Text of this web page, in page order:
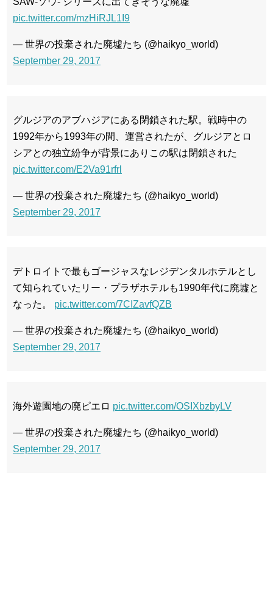
pic.twitter.com/mzHiRJL1I9
— 世界の投棄された廃墟たち (@haikyo_world)
September 29, 2017
グルジアのアブハジアにある閉鎖された駅。戦時中の
1992年から1993年の間、運営されたが、グルジアとロ
シアとの独立紛争が背景にありこの駅は閉鎖された
pic.twitter.com/E2Va91rfrl
— 世界の投棄された廃墟たち (@haikyo_world)
September 29, 2017
デトロイトで最もゴージャスなレジデンタルホテルとし
て知られていたリー・プラザホテルも1990年代に廃墟と
なった。 pic.twitter.com/7CIZavfQZB
— 世界の投棄された廃墟たち (@haikyo_world)
September 29, 2017
海外遊園地の廃ピエロ pic.twitter.com/OSIXbzbyLV
— 世界の投棄された廃墟たち (@haikyo_world)
September 29, 2017